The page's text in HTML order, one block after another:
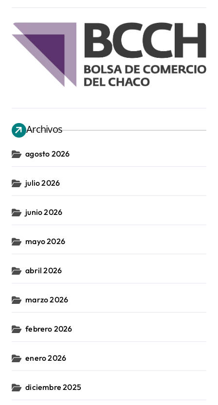
Archivos
agosto 2026
julio 2026
junio 2026
mayo 2026
abril 2026
marzo 2026
febrero 2026
enero 2026
diciembre 2025